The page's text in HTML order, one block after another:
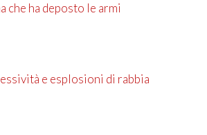
che ha deposto le armi
e esplosioni di rabbia